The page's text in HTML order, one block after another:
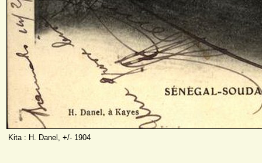
Kita : H. Danel, +/- 1904